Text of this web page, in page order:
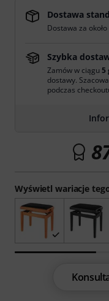
Wyświetl wariacje
Dostawa
Dostawa za
Szybka
Zamów w ciągu5
dostawy.
podczas